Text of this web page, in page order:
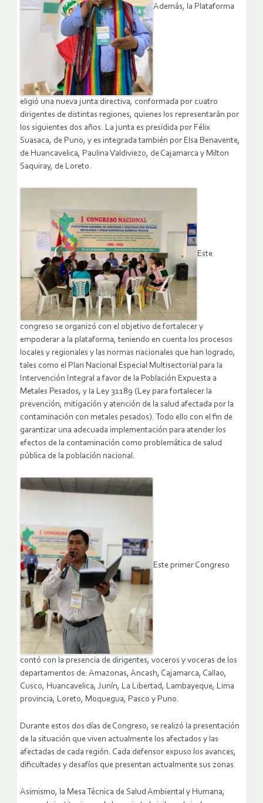
Además, la Plataforma
eligió una nueva junta directiva, conformada por cuatro
dirigentes de distintas regiones, quienes los representarán por
los siguientes dos años. La junta es presidida por Félix
Suasaca, de Puno, y es integrada también por Elsa Benavente,
de Huancavelica, Paulina Valdiviezo, de Cajamarca y Milton
Saquiray, de Loreto.
Este
congreso se organizó con el objetivo de fortalecer y
empoderar a la plataforma, teniendo en cuenta los procesos
locales y regionales y las normas nacionales que han logrado,
tales como el Plan Nacional Especial Multisectorial para la
Intervención Integral a favor de la Población Expuesta a
Metales Pesados, y la Ley 31189 (Ley para fortalecer la
prevención, mitigación y atención de la salud afectada por la
contaminación con metales pesados). Todo ello con el fin de
garantizar una adecuada implementación para atender los
efectos de la contaminación como problemática de salud
pública de la población nacional.
Este primer Congreso
contó con la presencia de dirigentes, voceros y voceras de los
departamentos de: Amazonas, Ancash, Cajamarca, Callao,
Cusco, Huancavelica, Junín, La Libertad, Lambayeque, Lima
provincia, Loreto, Moquegua, Pasco y Puno.
Durante estos dos días de Congreso, se realizó la presentación
de la situación que viven actualmente los afectados y las
afectadas de cada región. Cada defensor expuso los avances,
dificultades y desafíos que presentan actualmente sus zonas.
Asimismo, la Mesa Técnica de Salud Ambiental y Humana,